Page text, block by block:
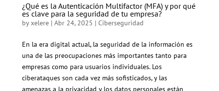
¿Qué es la Autenticación Multifactor (MFA) y por qué
es clave para la seguridad de tu empresa?
byxelere| Abr 24, 2025 | Ciberseguridad
En la era digital actual, la seguridad de la información es
una de las preocupaciones más importantes tanto para
empresas como para usuarios individuales. Los
ciberataques son cada vez más sofisticados, y las
amenazas a la privacidad y los datos personales están